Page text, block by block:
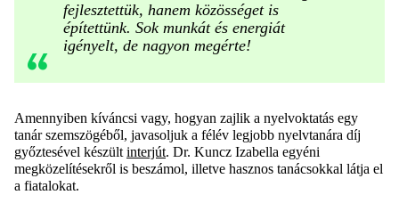
fejlesztettük, hanem közösséget is
építettünk. Sok munkát és energiát
igényelt, de nagyon megérte!
Amennyiben kíváncsi vagy, hogyan zajlik a nyelvoktatás egy
tanár szemszögéből, javasoljuk a félév legjobb nyelvtanára díj
győztesével készült interjút. Dr. Kuncz Izabella egyéni
megközelítésekről is beszámol, illetve hasznos tanácsokkal látja el
a fiatalokat.